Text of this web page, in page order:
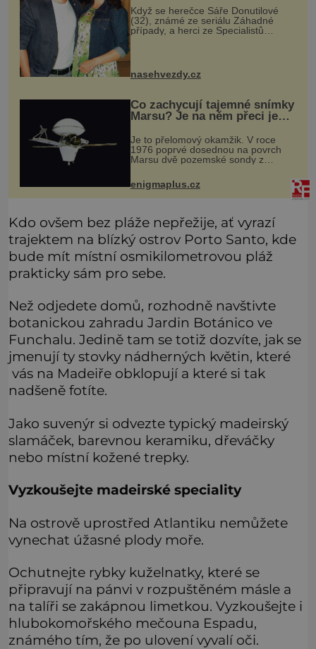
Když se herečce Sáře Donutilové
(32), známé ze seriálu Záhadné
případy, a herci ze Specialistů
nasehvezdy.cz
Co zachycují tajemné snímky
Marsu? Je na něm přeci jen
Je to přelomový okamžik. V roce
1976 poprvé dosednou na povrch
Marsu dvě pozemské sondy z
Viking, které jsou schopny pořídit
fotografie záhadami opředené rudé
planety. V
enigmaplus.cz
Kdo ovšem bez pláže nepřežije, ať vyrazí
trajektem na blízký ostrov Porto Santo, kde
bude mít místní osmikilometrovou pláž
prakticky sám pro sebe.
Než odjedete domů, rozhodně navštivte
botanickou zahradu Jardin Botánico ve
Funchalu. Jedině tam se totiž dozvíte, jak se
jmenují ty stovky nádherných květin, které
vás na Madeiře obklopují a které si tak
nadšeně fotíte.
Jako suvenýr si odvezte typický madeirský
slamáček, barevnou keramiku, dřeváčky
nebo místní kožené trepky.
Vyzkoušejte madeirské speciality
Na ostrově uprostřed Atlantiku nemůžete
vynechat úžasné plody moře.
Ochutnejte rybky kuželnatky, které se
připravují na pánvi v rozpuštěném másle a
na talíři se zakápnou limetkou. Vyzkoušejte i
hlubokomořského mečouna Espadu,
známého tím, že po ulovení vyvalí oči.